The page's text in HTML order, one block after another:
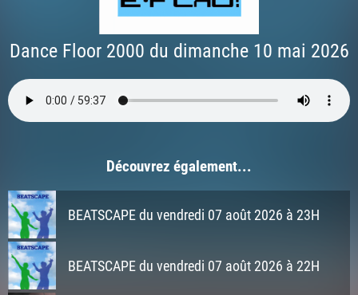
Dance Floor 2000 du dimanche 10 mai 2026
Découvrez également...
BEATSCAPE du vendredi 07 août 2026 à 23H
BEATSCAPE du vendredi 07 août 2026 à 22H